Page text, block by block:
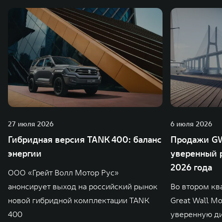
27 июля 2026
Гибридная версия TANK 400: баланс
энергии
ООО «Грейт Волл Мотор Рус»
анонсирует выход на российский рынок
новой гибридной комплектации TANK
400
6 июля 2026
Продажи
уверенный
2026 года
Во втором
Great Wall
уверенную